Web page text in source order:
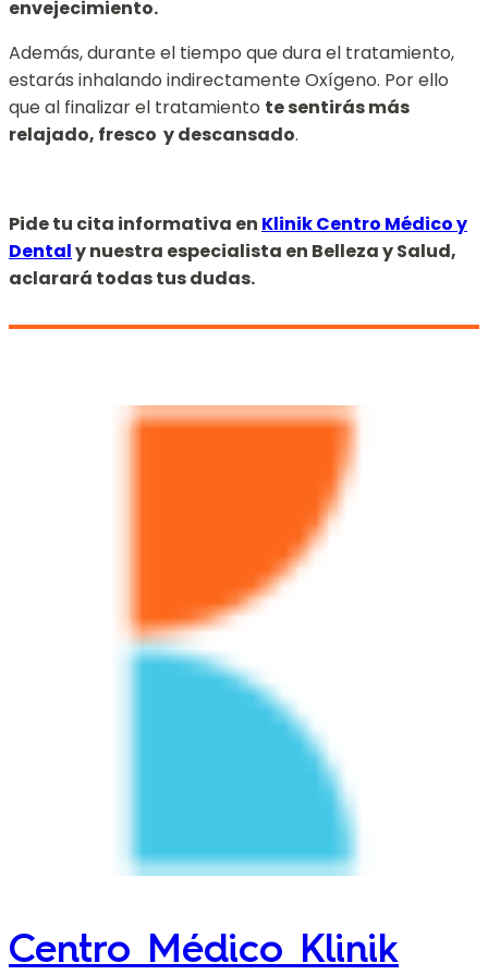
envejecimiento.
Además, durante el tiempo que dura el tratamiento,
estarás inhalando indirectamente Oxígeno. Por ello
que al finalizar el tratamiento te sentirás más
relajado, fresco y descansado.
Pide tu cita informativa en Klinik Centro Médico y
Dentaly nuestra especialista en Belleza y Salud,
aclarará todas tus dudas.
Centro Médico Klinik